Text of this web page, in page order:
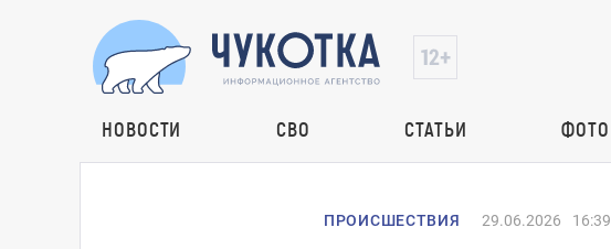
НОВОСТИ СВО СТАТЬИ ФОТО
ПРОИСШЕСТВИЯ 29.06.2026 16:39